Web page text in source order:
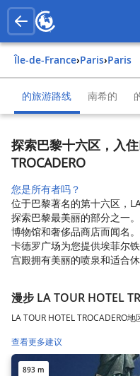
Île-de-France› Paris› Paris
的旅游路线 南希的
探索巴黎十六区，入住
TROCADERO
您是所有者吗？
位于巴黎著名的第十六区，
探索巴黎最美丽的部分之一
博物馆和奢侈品商店而闻名
卡德罗广场为您提供埃菲尔
宫殿拥有美丽的喷泉和适合
漫步 LA TOUR HOTEL
LA TOUR HOTEL TROCADERO地
查看更多建议
893 m